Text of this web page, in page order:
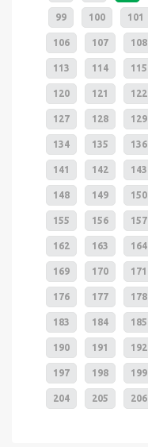
99 100 101
106 107 108
113 114 115
120 121 122
127 128 129
134 135 136
141 142 143
148 149 150
155 156 157
162 163 164
169 170 171
176 177 178
183 184 185
190 191 192
197 198 199
204 205 206